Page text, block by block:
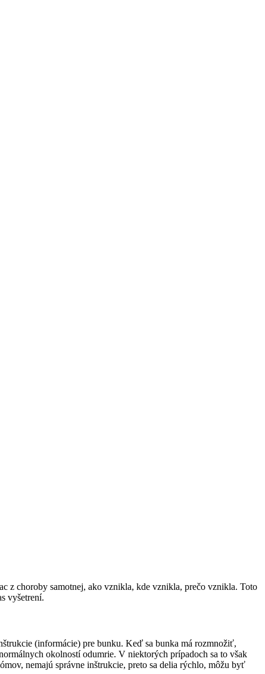
z choroby samotnej, ako vznikla, kde vznikla, prečo vznikla. Toto
vyšetrení.
(informácie) pre bunku. Keď sa bunka má rozmnožiť,
okolností odumrie. V niektorých prípadoch sa to však
nemajú správne inštrukcie, preto sa delia rýchlo, môžu byť